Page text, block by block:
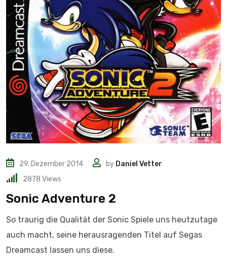
29. Dezember 2014 by Daniel Vetter
2878 Views
Sonic Adventure 2
So traurig die Qualität der Sonic Spiele uns heutzutage
auch macht, seine herausragenden Titel auf Segas
Dreamcast lassen uns diese.